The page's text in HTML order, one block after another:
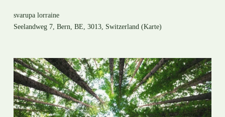
svarupa lorraine
Seelandweg 7 Bern, BE, 3013 Switzerland (Karte)